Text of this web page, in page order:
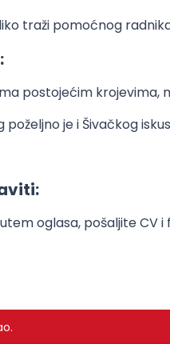
traži pomoćnog
postojećim krojevima,
je i Šivačkog
oglasa, pošaljite CV